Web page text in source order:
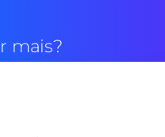
mais?